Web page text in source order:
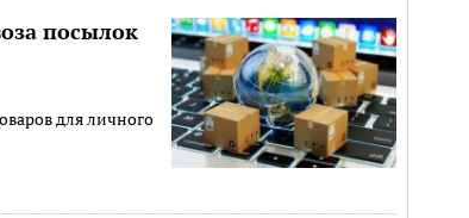
посылок
для личного